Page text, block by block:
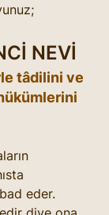
NEVİ
tâdilini ve
eder.